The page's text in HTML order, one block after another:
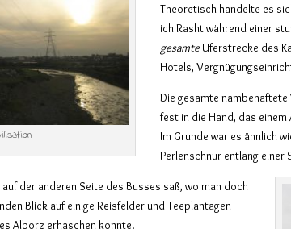
Theoretisch handelte es
ich Rasht während einer
gesamteUferstrecke des
Hotels,
Die gesamte
fest in die Hand, das
Im Grunde war es ähnlich
Perlenschnur entlang einer
der anderen Seite des Busses saß, wo man doch
Blick auf einige Reisfelder und Teeplantagen
Alborz erhaschen konnte.